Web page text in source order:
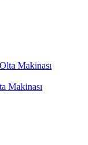
Makinası